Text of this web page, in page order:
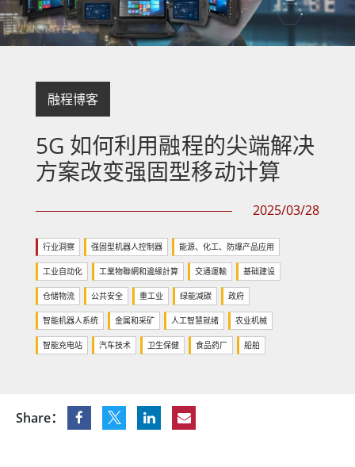
融程博客
5G 如何利用融程的尖端解决
方案改变强固型移动计算
2025/03/28
行业洞察 强固型机器人控制器 能源、化工、防爆产品应用
工业自动化 工業物聯網和邊緣計算 交通運輸 基础建设
仓储物流 公共安全 重工业 绿能减碳 政府
智能机器人系统 金属和采矿 人工智慧就绪 农业机械
智能充电站 汽车技术 卫生保健 食品药厂 船舶
Share：